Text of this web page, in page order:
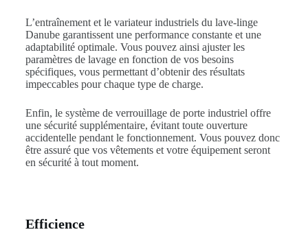
L’entraînement et le variateur industriels du lave-linge
Danube garantissent une performance constante et une
adaptabilité optimale. Vous pouvez ainsi ajuster les
paramètres de lavage en fonction de vos besoins
spécifiques, vous permettant d’obtenir des résultats
impeccables pour chaque type de charge.
Enfin, le système de verrouillage de porte industriel offre
une sécurité supplémentaire, évitant toute ouverture
accidentelle pendant le fonctionnement. Vous pouvez donc
être assuré que vos vêtements et votre équipement seront
en sécurité à tout moment.
Efficience